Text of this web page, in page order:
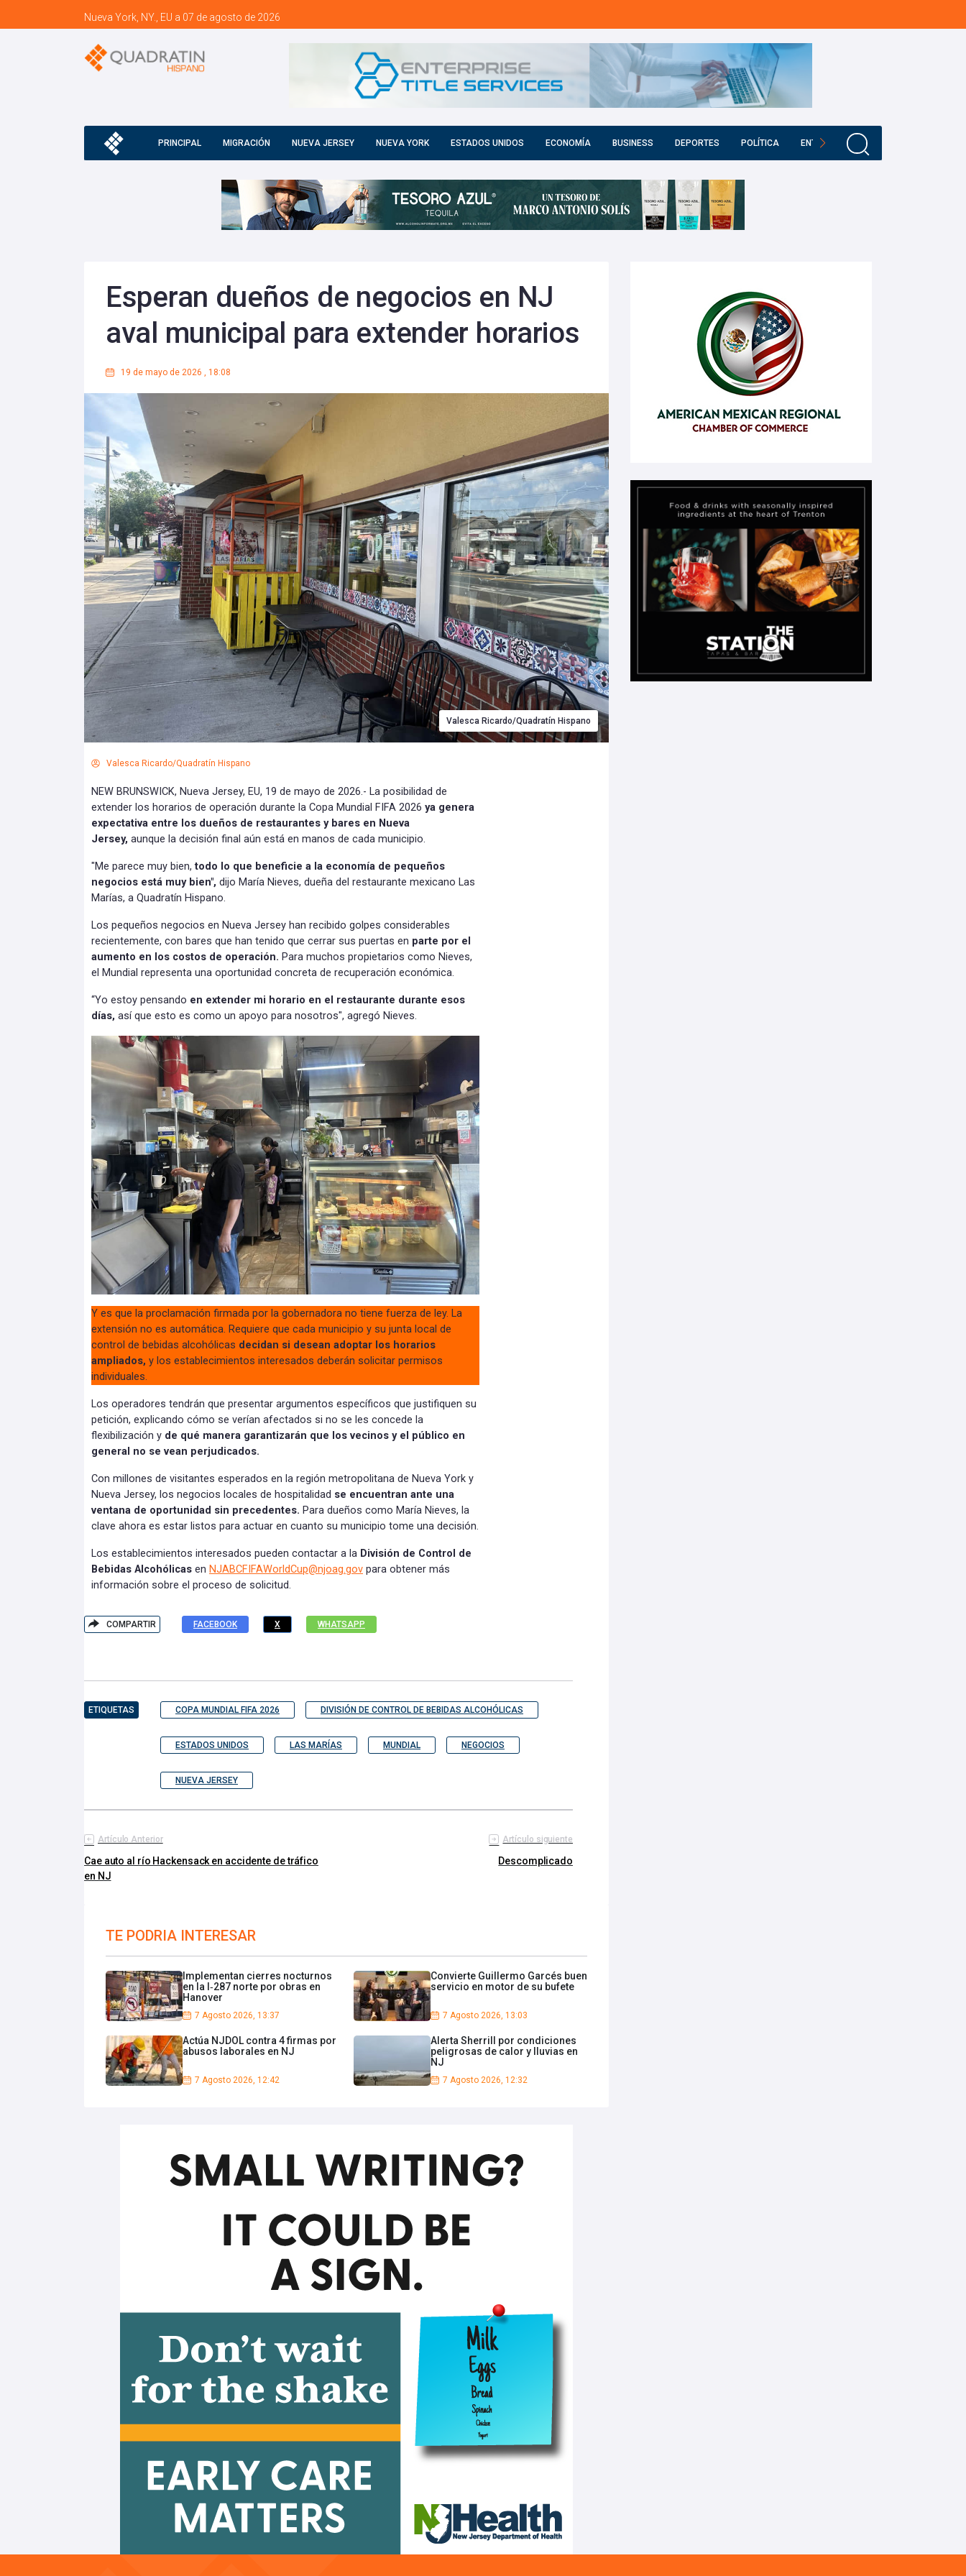
Nueva York, NY., EU a 07 de agosto de 2026
PRINCIPAL MIGRACIÓN NUEVA JERSEY NUEVA YORK ESTADOS UNIDOS ECONOMÍA BUSINESS DEPORTES POLÍTICA ENTRETENIMIENTO
Esperan dueños de negocios en NJ
aval municipal para extender horarios
19 de mayo de 2026 , 18:08
Valesca Ricardo/Quadratín Hispano
Valesca Ricardo/Quadratín Hispano
NEW BRUNSWICK, Nueva Jersey, EU, 19 de mayo de 2026.- La posibilidad de
extender los horarios de operación durante la Copa Mundial FIFA 2026 ya genera
expectativa entre los dueños de restaurantes y bares en Nueva
Jersey, aunque la decisión final aún está en manos de cada municipio.
"Me parece muy bien,todo lo que beneficie a la economía de pequeños
negocios está muy bien", dijo María Nieves, dueña del restaurante mexicano Las
Marías, a Quadratín Hispano.
Los pequeños negocios en Nueva Jersey han recibido golpes considerables
recientemente, con bares que han tenido que cerrar sus puertas en parte por el
aumento en los costos de operación. Para muchos propietarios como Nieves,
el Mundial representa una oportunidad concreta de recuperación económica.
“Yo estoy pensando en extender mi horario en el restaurante durante esos
días, así que esto es como un apoyo para nosotros", agregó Nieves.
Y es que la proclamación firmada por la gobernadora no tiene fuerza de ley. La
extensión no es automática. Requiere que cada municipio y su junta local de
control de bebidas alcohólicas decidan si desean adoptar los horarios
ampliados, y los establecimientos interesados deberán solicitar permisos
individuales.
Los operadores tendrán que presentar argumentos específicos que justifiquen su
petición, explicando cómo se verían afectados si no se les concede la
flexibilización y de qué manera garantizarán que los vecinos y el público en
general no se vean perjudicados.
Con millones de visitantes esperados en la región metropolitana de Nueva York y
Nueva Jersey, los negocios locales de hospitalidad se encuentran ante una
ventana de oportunidad sin precedentes. Para dueños como María Nieves, la
clave ahora es estar listos para actuar en cuanto su municipio tome una decisión.
Los establecimientos interesados pueden contactar a la División de Control de
Bebidas Alcohólicas en NJABCFIFAWorldCup@njoag.gov para obtener más
información sobre el proceso de solicitud.
COMPARTIR FACEBOOK X WHATSAPP
ETIQUETAS COPA MUNDIAL FIFA 2026 DIVISIÓN DE CONTROL DE BEBIDAS ALCOHÓLICAS
ESTADOS UNIDOS LAS MARÍAS MUNDIAL NEGOCIOS
NUEVA JERSEY
Artículo Anterior
Cae auto al río Hackensack en accidente de tráfico
en NJ
Artículo siguiente
Descomplicado
TE PODRIA INTERESAR
Implementan cierres nocturnos
en la I‑287 norte por obras en
Hanover
7 Agosto 2026, 13:37
Convierte Guillermo Garcés buen
servicio en motor de su bufete
7 Agosto 2026, 13:03
Actúa NJDOL contra 4 firmas por
abusos laborales en NJ
7 Agosto 2026, 12:42
Alerta Sherrill por condiciones
peligrosas de calor y lluvias en
NJ
7 Agosto 2026, 12:32